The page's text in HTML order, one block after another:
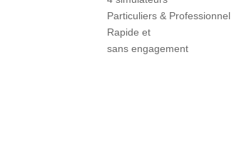
Particuliers & Professionnel
Rapide et
sans engagement